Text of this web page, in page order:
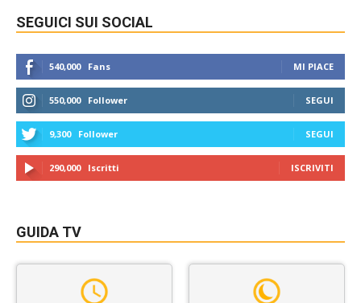
SEGUICI SUI SOCIAL
540,000 Fans MI PIACE
550,000 Follower SEGUI
9,300 Follower SEGUI
290,000 Iscritti ISCRIVITI
GUIDA TV